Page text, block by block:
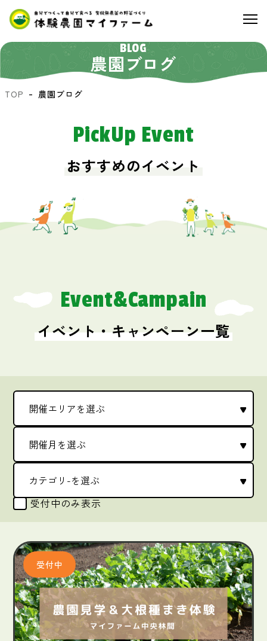
BLOG
農園ブログ
TOP 農園ブログ
PickUp Event
おすすめのイベント
Event&Campain
イベント・キャンペーン一覧
受付中のみ表示